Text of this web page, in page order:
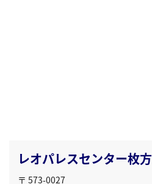
レオパレスセンター枚方
〒 573-0027